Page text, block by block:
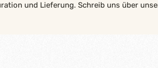
und Lieferung. Schreib uns über